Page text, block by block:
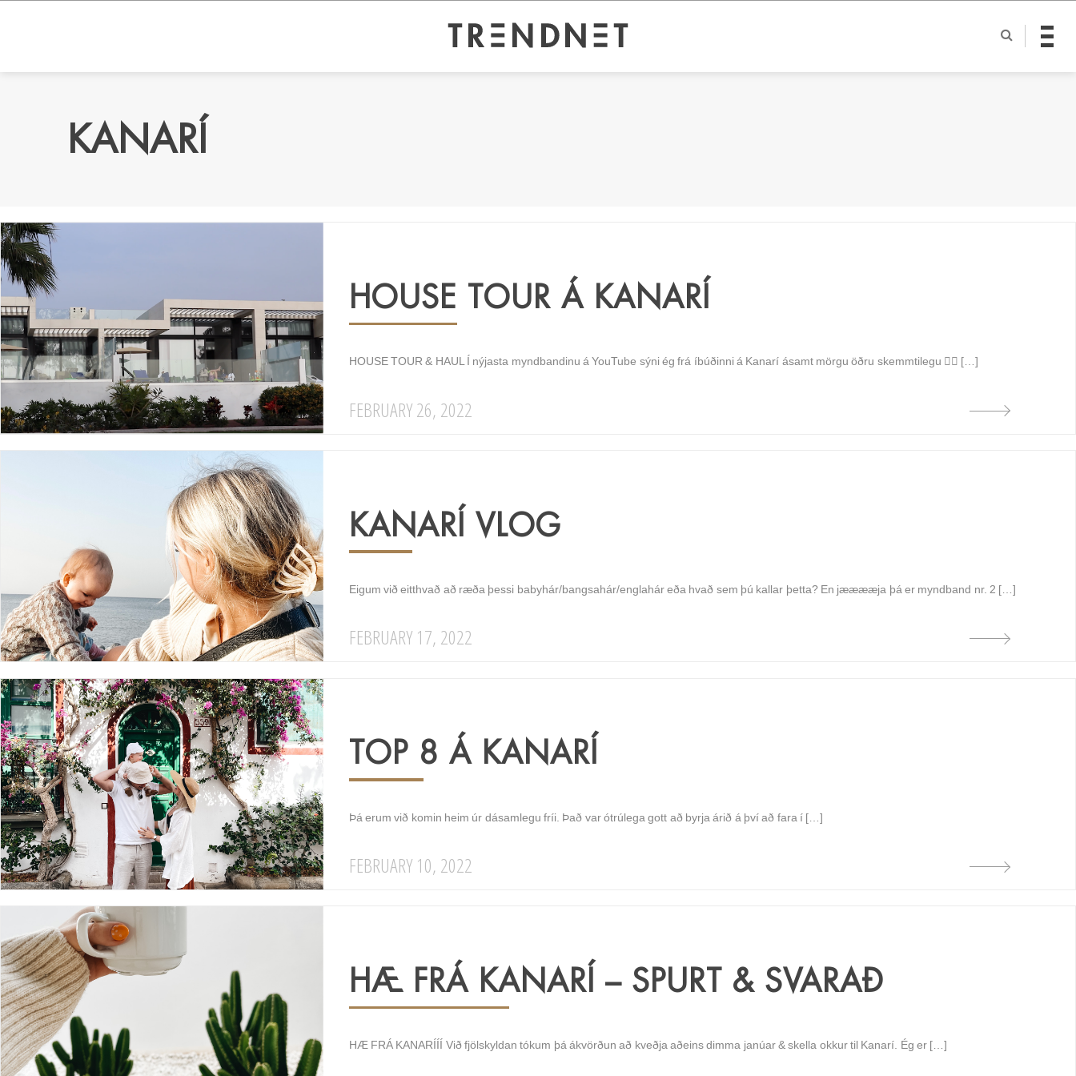
KANARÍ
HOUSE TOUR Á KANARÍ
HOUSE TOUR & HAUL Í nýjasta myndbandinu á YouTube sýni ég frá íbúðinni á Kanarí ásamt mörgu öðru skemmtilegu 👇🏻 […]
FEBRUARY 26, 2022
KANARÍ VLOG
Eigum við eitthvað að ræða þessi babyhár/bangsahár/englahár eða hvað sem þú kallar þetta? En jææææja þá er myndband nr. 2 […]
FEBRUARY 17, 2022
TOP 8 Á KANARÍ
Þá erum við komin heim úr dásamlegu fríi. Það var ótrúlega gott að byrja árið á því að fara í […]
FEBRUARY 10, 2022
HÆ FRÁ KANARÍ – SPURT & SVARAÐ
HÆ FRÁ KANARÍÍÍ Við fjölskyldan tókum þá ákvörðun að kveðja aðeins dimma janúar & skella okkur til Kanarí. Ég er […]